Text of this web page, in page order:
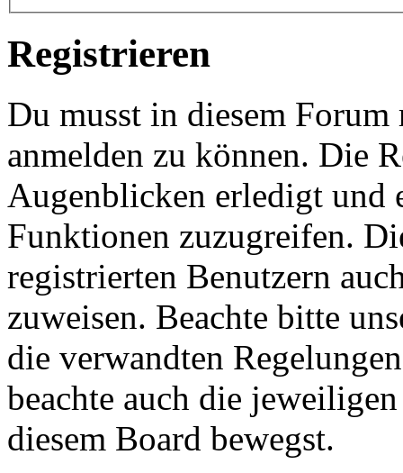
Registrieren
Du musst in diesem
anmelden zu können. Die
Augenblicken erledigt und
Funktionen zuzugreifen.
registrierten Benutzern
zuweisen. Beachte bitte
die verwandten
beachte auch die
diesem Board bewegst.